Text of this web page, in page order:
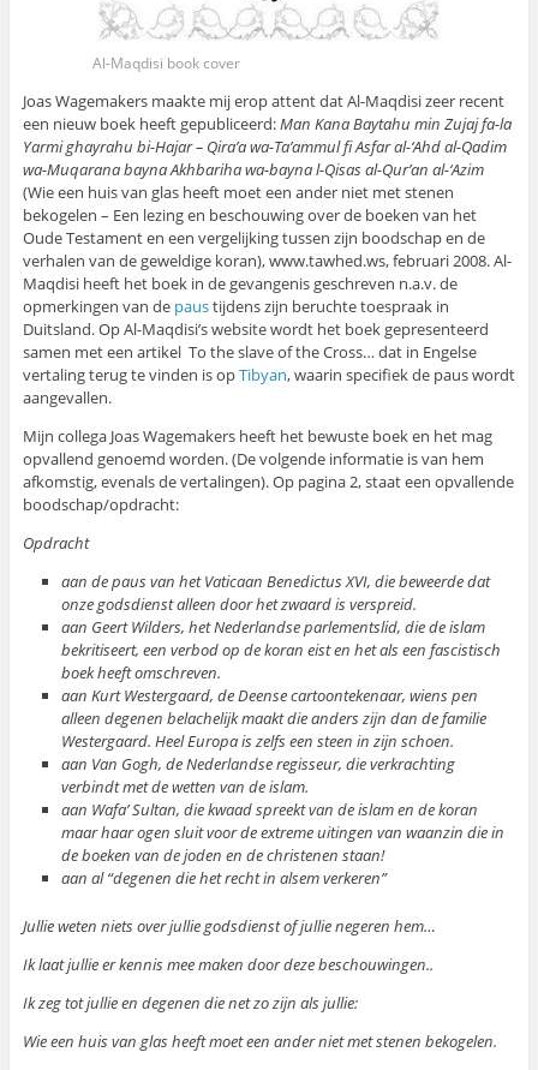
Al-Maqdisi book cover
Joas Wagemakers maakte mij erop attent dat Al-Maqdisi zeer recent
een nieuw boek heeft gepubliceerd:Man Kana Baytahu min Zujaj fa-la
Yarmi ghayrahu bi-Hajar – Qira’a wa-Ta’ammul fi Asfar al-‘Ahd al-Qadim
wa-Muqarana bayna Akhbariha wa-bayna l-Qisas al-Qur’an al-‘Azim
(Wie een huis van glas heeft moet een ander niet met stenen
bekogelen – Een lezing en beschouwing over de boeken van het
Oude Testament en een vergelijking tussen zijn boodschap en de
verhalen van de geweldige koran), www.tawhed.ws, februari 2008. Al-
Maqdisi heeft het boek in de gevangenis geschreven n.a.v. de
opmerkingen van de paustijdens zijn beruchte toespraak in
Duitsland. Op Al-Maqdisi’s website wordt het boek gepresenteerd
samen met een artikel To the slave of the Cross… dat in Engelse
vertaling terug te vinden is opTibyan, waarin specifiek de paus wordt
aangevallen.
Mijn collega Joas Wagemakers heeft het bewuste boek en het mag
opvallend genoemd worden. (De volgende informatie is van hem
afkomstig, evenals de vertalingen). Op pagina 2, staat een opvallende
boodschap/opdracht:
Opdracht
aan de paus van het Vaticaan Benedictus XVI, die beweerde dat
onze godsdienst alleen door het zwaard is verspreid.
aan Geert Wilders, het Nederlandse parlementslid, die de islam
bekritiseert, een verbod op de koran eist en het als een fascistisch
boek heeft omschreven.
aan Kurt Westergaard, de Deense cartoontekenaar, wiens pen
alleen degenen belachelijk maakt die anders zijn dan de familie
Westergaard. Heel Europa is zelfs een steen in zijn schoen.
aan Van Gogh, de Nederlandse regisseur, die verkrachting
verbindt met de wetten van de islam.
aan Wafa’ Sultan, die kwaad spreekt van de islam en de koran
maar haar ogen sluit voor de extreme uitingen van waanzin die in
de boeken van de joden en de christenen staan!
aan al “degenen die het recht in alsem verkeren”
Jullie weten niets over jullie godsdienst of jullie negeren hem…
Ik laat jullie er kennis mee maken door deze beschouwingen..
Ik zeg tot jullie en degenen die net zo zijn als jullie:
Wie een huis van glas heeft moet een ander niet met stenen bekogelen.